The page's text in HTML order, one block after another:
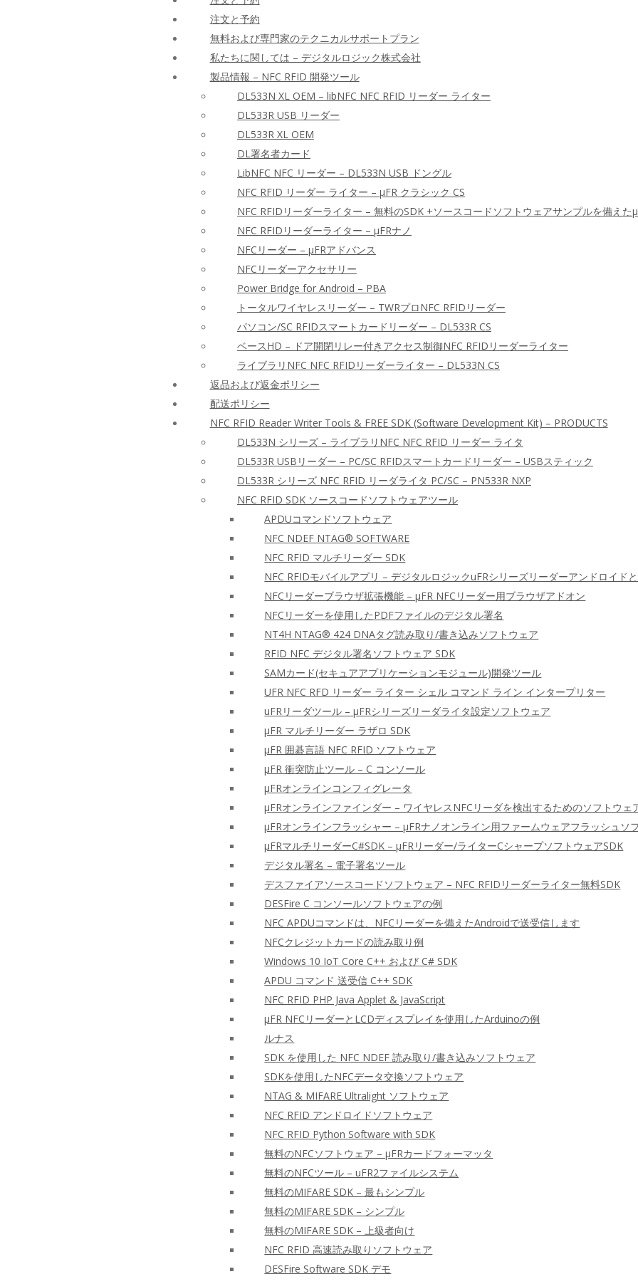
注文と予約
無料および専門家のテクニカルサポートプラン
私たちに関しては – デジタルロジック株式会社
製品情報 – NFC RFID 開発ツール
DL533N XL OEM – libNFC NFC RFID リーダー ライター
DL533R USB リーダー
DL533R XL OEM
DL署名者カード
LibNFC NFC リーダー – DL533N USB ドングル
NFC RFID リーダー ライター – μFR クラシック CS
NFC RFIDリーダーライター – 無料のSDK +ソースコードソフトウェアサンプルを備えた
NFC RFIDリーダーライター – μFRナノ
NFCリーダー – μFRアドバンス
NFCリーダーアクセサリー
Power Bridge for Android – PBA
トータルワイヤレスリーダー – TWRプロNFC RFIDリーダー
パソコン/SC RFIDスマートカードリーダー – DL533R CS
ベースHD – ドア開閉リレー付きアクセス制御NFC RFIDリーダーライター
ライブラリNFC NFC RFIDリーダーライター – DL533N CS
返品および返金ポリシー
配送ポリシー
NFC RFID Reader Writer Tools & FREE SDK (Software Development Kit) – PRODUCTS
DL533N シリーズ – ライブラリNFC NFC RFID リーダー ライタ
DL533R USBリーダー – PC/SC RFIDスマートカードリーダー – USBスティック
DL533R シリーズ NFC RFID リーダライタ PC/SC – PN533R NXP
NFC RFID SDK ソースコードソフトウェアツール
APDUコマンドソフトウェア
NFC NDEF NTAG® SOFTWARE
NFC RFID マルチリーダー SDK
NFC RFIDモバイルアプリ – デジタルロジックuFRシリーズリーダーアンドロイド
NFCリーダーブラウザ拡張機能 – μFR NFCリーダー用ブラウザアドオン
NFCリーダーを使用したPDFファイルのデジタル署名
NT4H NTAG® 424 DNAタグ読み取り/書き込みソフトウェア
RFID NFC デジタル署名ソフトウェア SDK
SAMカード(セキュアアプリケーションモジュール)開発ツール
UFR NFC RFD リーダー ライター シェル コマンド ライン インタープリター
uFRリーダツール – μFRシリーズリーダライタ設定ソフトウェア
μFR マルチリーダー ラザロ SDK
μFR 囲碁言語 NFC RFID ソフトウェア
μFR 衝突防止ツール – C コンソール
μFRオンラインコンフィグレータ
μFRオンラインファインダー – ワイヤレスNFCリーダを検出するためのソフトウェ
μFRオンラインフラッシャー – μFRナノオンライン用ファームウェアフラッシュソ
μFRマルチリーダーC#SDK – μFRリーダー/ライターCシャープソフトウェアSDK
デジタル署名 – 電子署名ツール
デスファイアソースコードソフトウェア – NFC RFIDリーダーライター無料SDK
DESFire C コンソールソフトウェアの例
NFC APDUコマンドは、NFCリーダーを備えたAndroidで送受信します
NFCクレジットカードの読み取り例
Windows 10 IoT Core C++ および C# SDK
APDU コマンド 送受信 C++ SDK
NFC RFID PHP Java Applet & JavaScript
μFR NFCリーダーとLCDディスプレイを使用したArduinoの例
ルナス
SDK を使用した NFC NDEF 読み取り/書き込みソフトウェア
SDKを使用したNFCデータ交換ソフトウェア
NTAG & MIFARE Ultralight ソフトウェア
NFC RFID アンドロイドソフトウェア
NFC RFID Python Software with SDK
無料のNFCソフトウェア – μFRカードフォーマッタ
無料のNFCツール – uFR2ファイルシステム
無料のMIFARE SDK – 最もシンプル
無料のMIFARE SDK – シンプル
無料のMIFARE SDK – 上級者向け
NFC RFID 高速読み取りソフトウェア
DESFire Software SDK デモ